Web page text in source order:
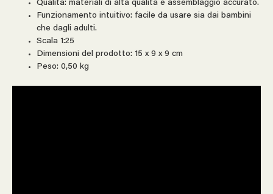
Qualità: materiali di alta qualità e assemblaggio accurato.
Funzionamento intuitivo: facile da usare sia dai bambini
che dagli adulti.
Scala 1:25
Dimensioni del prodotto: 15 x 9 x 9 cm
Peso: 0,50 kg